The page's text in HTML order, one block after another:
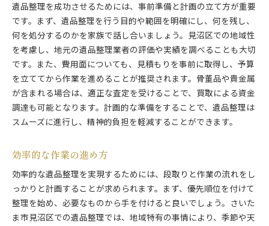
遺品整理を成功させるためには、事前準備と計画の立て方が重要
です。まず、遺品整理を行う目的や範囲を明確にし、何を残し、
何を処分するのかを家族で話し合いましょう。見沼区での地域性
を考慮し、地元の遺品整理業者の評価や実績を調べることも大切
です。また、費用面についても、見積もりを事前に取得し、予算
を立ててから作業を進めることが推奨されます。骨董品や貴金属
が含まれる場合は、適正な査定を受けることで、買取による資金
調達も可能となります。計画的な準備をすることで、遺品整理は
スムーズに進行し、精神的負担を軽減することができます。
効率的な作業の進め方
効率的な遺品整理を実現するためには、段取りと作業の流れをし
っかりと計画することが求められます。まず、優先順位を付けて
整理を始め、必要なものから手を付けると良いでしょう。さいた
ま市見沼区での遺品整理では、地域特有の事情により、季節や天